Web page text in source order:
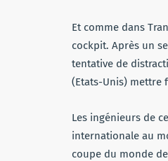
Et comme dans
cockpit. Après un
tentative de
(Etats-Unis) mettre
Les ingénieurs de
internationale au
coupe du monde